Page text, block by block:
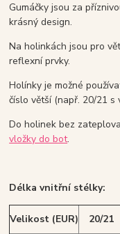
Gumáčky jsou za
krásný design.
Na holinkách jsou pro
reflexní prvky.
Holínky je možné
číslo větší (např. 20/21 s
Do holinek bez
vložky do bot.
Délka vnitřní stélky:
Velikost (EUR) 20/21